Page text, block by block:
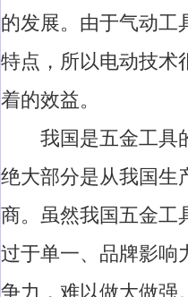
的发展。由于气动工
特点，所以电动技术
着的效益。
我国是五金工具的
绝大部分是从我国生
商。虽然我国五金工
过于单一、品牌影响
争力，难以做大做强